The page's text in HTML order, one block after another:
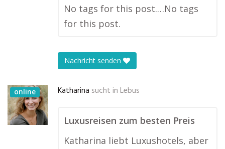
No tags for this post.…No tags
for this post.
Nachricht senden
online Katharina sucht in Lebus
Luxusreisen zum besten Preis
Katharina liebt Luxushotels, aber